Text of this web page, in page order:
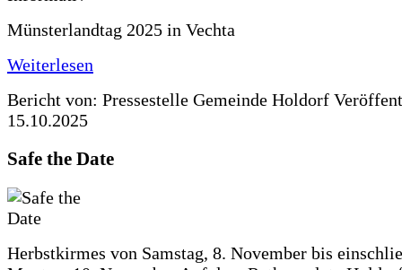
Münsterlandtag 2025 in Vechta
Weiterlesen
Bericht von: Pressestelle Gemeinde Holdorf
15.10.2025
Safe the Date
Herbstkirmes von Samstag, 8. November bis